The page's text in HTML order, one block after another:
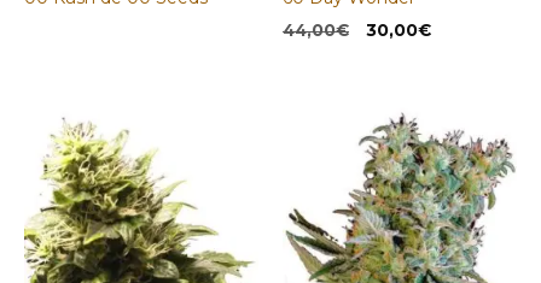
44,00€
El
44,00€.
30,00€El